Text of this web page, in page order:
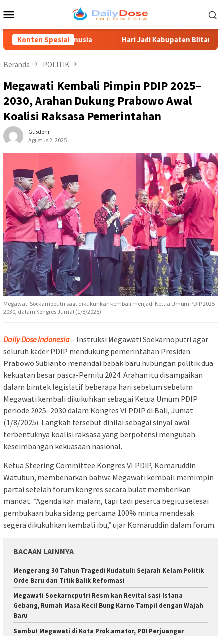
ke
Mobile
Konten Spesial
Manusia Hari Jadi Kabupaten Blitar 702, Ketua DPRD
Beranda POLITIK
Megawati Kembali Pimpin PDIP 2025–
2030, Arahan Dukung Prabowo Awal
Koalisi Raksasa Pemerintahan
Gusdoni
Agustus 2, 2025
Megawati Soekarnoputri saat dikukuhkan kembali menjadi Ketua Umum PDIP 2025-
2030, dalam Kongres Jumat (1/8/2025).
Daily Dose Indonesia– Instruksi Megawati Soekarnoputri agar
seluruh kader PDIP mendukung pemerintahan Presiden
Prabowo Subianto menandai babak baru hubungan politik dua
kekuatan besar pasca-Pemilu 2024. Arahan itu disampaikan
dalam bimtek legislatif beberapa hari sebelum sebelum
Megawati kembali dikukuhkan sebagai Ketua Umum PDIP
periode 2025–2030 dalam Kongres VI PDIP di Bali, Jumat
(1/8/2025). Langkah tersebut dinilai sebagai sinyal awal
terbentuknya koalisi raksasa yang berpotensi mengubah
keseimbangan kekuasaan nasional.
Ketua Steering Committee Kongres VI PDIP, Komaruddin
Watubun, membenarkan bahwa Megawati kembali memimpin
partai setelah forum kongres secara bulat memberikan
mandat. “Agenda kan malam, tapi tadi peserta begitu selesai
pembukaan buka sidang pertama 100% minta mendesak
segera dikukuhkan kembali ibu,” ujar Komaruddin dalam forum.
BACAAN LAINNYA
Mengenang 30 Tahun Tragedi Kudatuli: Sejarah Kelam Politik
Orde Baru dan Titik Balik Reformasi
Megawati Soekarnoputri Resmikan Revitalisasi Istana
Gebang, Rumah Masa Kecil Bung Karno Tampil dengan Wajah
Baru
Sambut Megawati di Kota Proklamator, PDI Perjuangan